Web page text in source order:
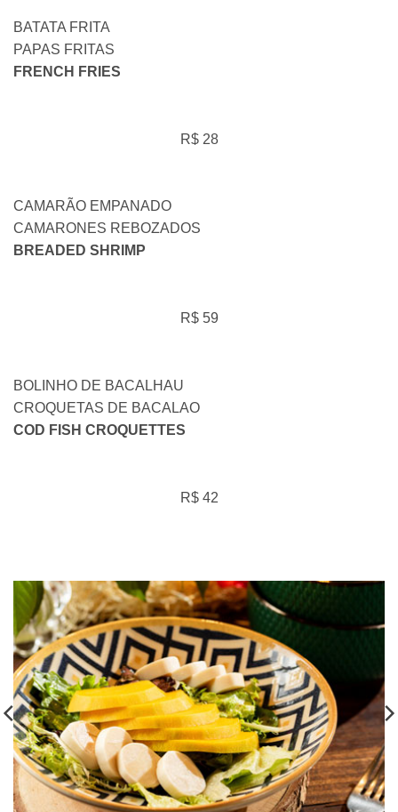
BATATA FRITA
PAPAS FRITAS
FRENCH FRIES
R$ 28
CAMARÃO EMPANADO
CAMARONES REBOZADOS
BREADED SHRIMP
R$ 59
BOLINHO DE BACALHAU
CROQUETAS DE BACALAO
COD FISH CROQUETTES
R$ 42